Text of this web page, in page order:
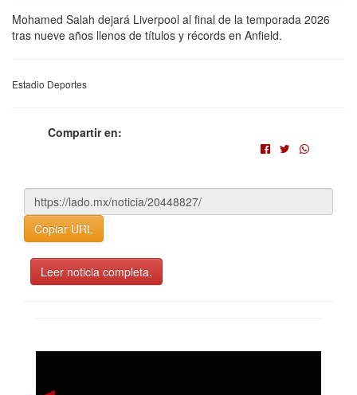
Mohamed Salah dejará Liverpool al final de la temporada 2026
tras nueve años llenos de títulos y récords en Anfield.
Estadio Deportes
Compartir en:
Copiar URL
Leer noticia completa.